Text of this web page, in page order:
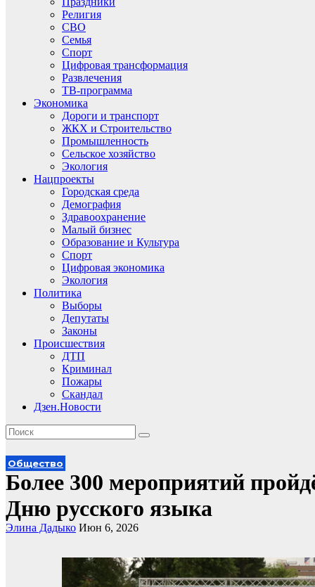
Религия
СВО
Семья
Спорт
Цифровая трансформация
Развлечения
ТВ-программа
Экономика
Дороги и транспорт
ЖКХ и Строительство
Промышленность
Сельское хозяйство
Экология
Нацпроекты
Городская среда
Демография
Здравоохранение
Малый бизнес
Образование и Культура
Спорт
Цифровая экономика
Экология
Политика
Выборы
Депутаты
Законы
Происшествия
ДТП
Криминал
Пожары
Скандал
Дзен.Новости
Общество
Более 300 мероприятий
Дню русского языка
Элина Дадыко Июн 6, 2026